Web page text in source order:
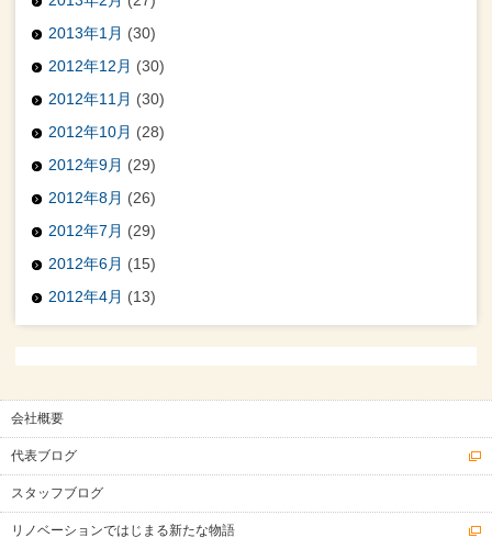
2013年1月 (30)
2012年12月 (30)
2012年11月 (30)
2012年10月 (28)
2012年9月 (29)
2012年8月 (26)
2012年7月 (29)
2012年6月 (15)
2012年4月 (13)
会社概要
代表ブログ
スタッフブログ
リノベーションではじまる新たな物語